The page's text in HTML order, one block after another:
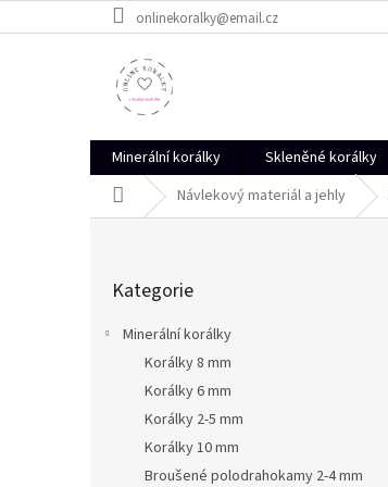
na
onlinekoralky@email.cz
Minerální korálky Skleněné korálky
Domů Návlekový materiál a jehly
kategorie
Kategorie
Minerální korálky
Korálky 8 mm
Korálky 6 mm
Korálky 2-5 mm
Korálky 10 mm
Broušené polodrahokamy 2-4 mm